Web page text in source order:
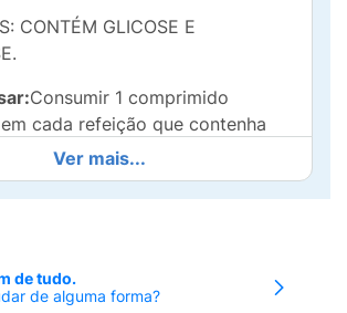
CONTÉM GLICOSE E
Consumir 1 comprimido
cada refeição que contenha
Lactose, antioxidante: acetato
lubrificante: estearato de
amido modificado,
Ver mais...
de tudo.
de alguma forma?